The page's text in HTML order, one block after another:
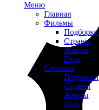
Меню
Главная
Фильмы
Подборки
Страны
Жанры
Года
Сериалы
Подборки
Страны
Жанры
Года